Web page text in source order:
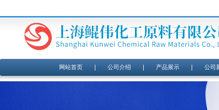
网站首页| 公司介绍 产品展示| 公司